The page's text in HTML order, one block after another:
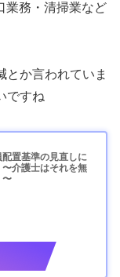
業務・清掃業など
とか言われていま
ですね
配置基準の見直しに
介護士はそれを無
〜